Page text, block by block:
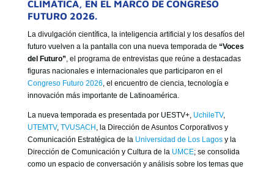
GOBIERNO CORPORATIVO
CLIMÁTICA, EN EL MARCO DE CONGRESO
FUTURO 2026.
La divulgación científica, la inteligencia artificial y los desafíos del
futuro vuelven a la pantalla con una nueva temporada de “Voces
del Futuro”, el programa de entrevistas que reúne a destacadas
figuras nacionales e internacionales que participaron en el
Congreso Futuro 2026, el encuentro de ciencia, tecnología e
innovación más importante de Latinoamérica.
La nueva temporada es presentada por UESTV+, UchileTV,
UTEMTV, TVUSACH , la Dirección de Asuntos Corporativos y
Comunicación Estratégica de la Universidad de Los Lagosy la
Dirección de Comunicación y Cultura de la UMCE; se consolida
como un espacio de conversación y análisis sobre los temas que